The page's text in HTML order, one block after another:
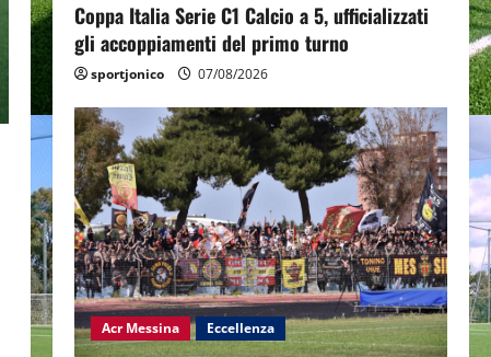
Coppa Italia Serie C1 Calcio a 5, ufficializzati
gli accoppiamenti del primo turno
sportjonico 07/08/2026
Acr Messina Eccellenza